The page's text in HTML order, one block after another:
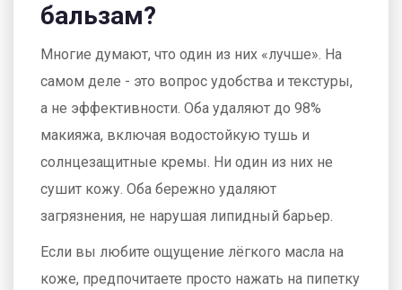
бальзам?
Многие думают, что один из них «лучше». На
самом деле - это вопрос удобства и текстуры,
а не эффективности. Оба удаляют до 98%
макияжа, включая водостойкую тушь и
солнцезащитные кремы. Ни один из них не
сушит кожу. Оба бережно удаляют
загрязнения, не нарушая липидный барьер.
Если вы любите ощущение лёгкого масла на
коже, предпочитаете просто нажать на пипетку